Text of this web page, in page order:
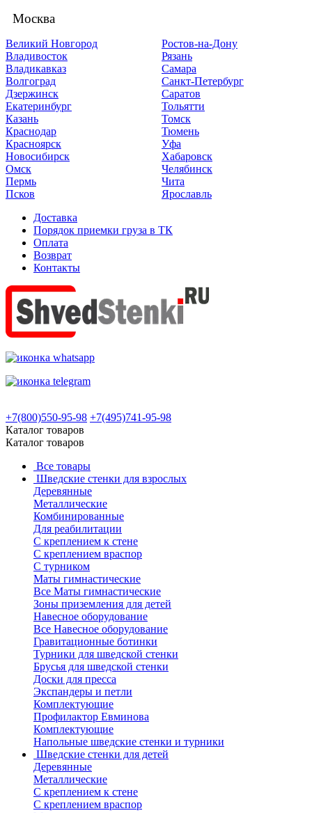
Москва
Великий Новгород
Владивосток
Владикавказ
Волгоград
Дзержинск
Екатеринбург
Казань
Краснодар
Красноярск
Новосибирск
Омск
Пермь
Псков
Ростов-на-Дону
Рязань
Самара
Санкт-Петербург
Саратов
Тольятти
Томск
Тюмень
Уфа
Хабаровск
Челябинск
Чита
Ярославль
Доставка
Порядок приемки груза в ТК
Оплата
Возврат
Контакты
+7(800)550-95-98 +7(495)741-95-98
Каталог товаров
Каталог товаров
Все товары
Шведские стенки для взрослых
Деревянные
Металлические
Комбинированные
Для реабилитации
С креплением к стене
С креплением враспор
С турником
Маты гимнастические
Все Маты гимнастические
Зоны приземления для детей
Навесное оборудование
Все Навесное оборудование
Гравитационные ботинки
Турники для шведской стенки
Брусья для шведской стенки
Доски для пресса
Экспандеры и петли
Комплектующие
Профилактор Евминова
Комплектующие
Напольные шведские стенки и турники
Шведские стенки для детей
Деревянные
Металлические
С креплением к стене
С креплением враспор